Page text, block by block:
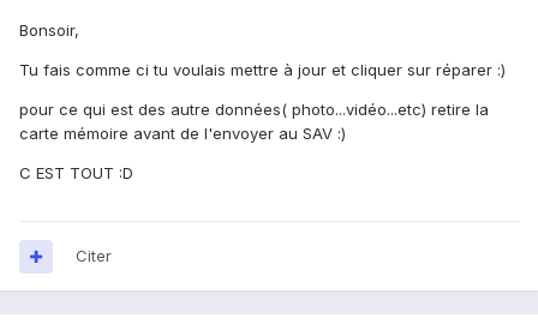
Bonsoir,
Tu fais comme ci tu voulais mettre à jour et cliquer sur réparer :)
pour ce qui est des autre données( photo...vidéo...etc) retire la
carte mémoire avant de l'envoyer au SAV :)
C EST TOUT :D
Citer